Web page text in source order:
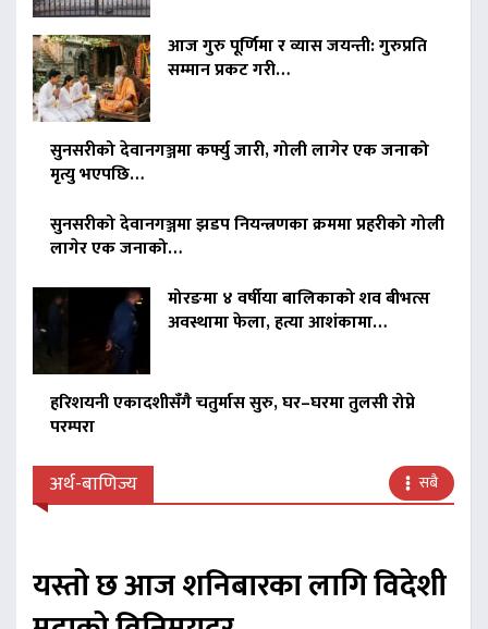
आज गुरु पूर्णिमा र व्यास जयन्ती: गुरुप्रति
सम्मान प्रकट गरी…
सुनसरीको देवानगञ्जमा कर्फ्यु जारी, गोली लागेर एक जनाको
मृत्यु भएपछि…
सुनसरीको देवानगञ्जमा झडप नियन्त्रणका क्रममा प्रहरीको गोली
लागेर एक जनाको…
मोरङमा ४ वर्षीया बालिकाको शव बीभत्स
अवस्थामा फेला, हत्या आशंकामा…
हरिशयनी एकादशीसँगै चतुर्मास सुरु, घर–घरमा तुलसी रोप्ने
परम्परा
अर्थ-बाणिज्य सबै
यस्तो छ आज शनिबारका लागि विदेशी